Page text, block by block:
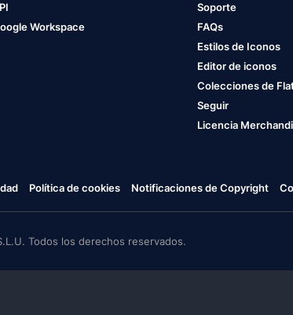
Workspace
Soporte
FAQs
Estilos de Iconos
Editor de iconos
Colecciones de
Seguir
Licencia
Política de cookies Notificaciones de Copyright
Todos los derechos reservados.